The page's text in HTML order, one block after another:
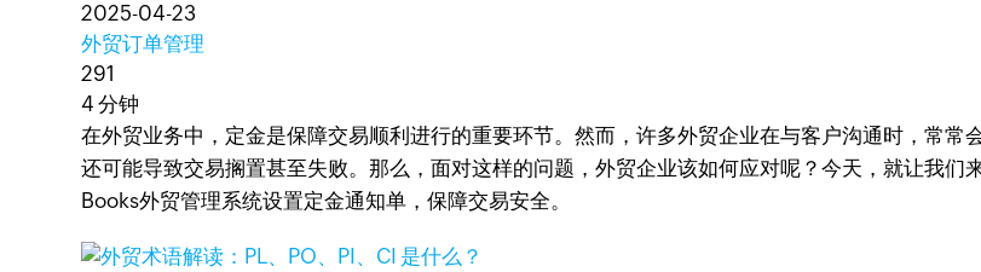
2025-04-23
外贸订单管理
291
4 分钟
在外贸业务中，定金是保障交易顺利进行的重要环节。然而，许多外贸企业在与客户沟通时，常常
还可能导致交易搁置甚至失败。那么，面对这样的问题，外贸企业该如何应对呢？今天，就让我
Books外贸管理系统设置定金通知单，保障交易安全。